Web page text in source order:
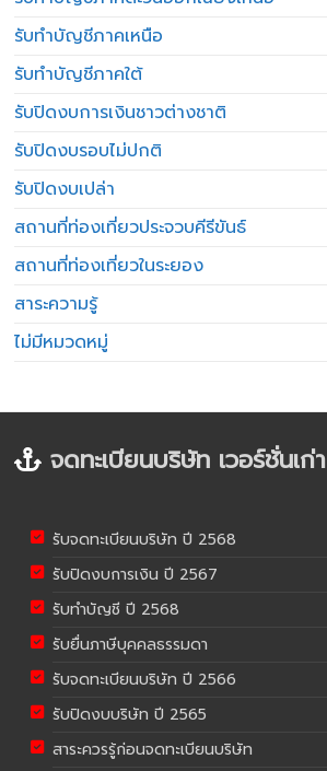
รับทำบัญชีภาคเหนือ
รับทำบัญชีภาคใต้
รับปิดงบการเงินชาวต่างชาติ
รับปิดงบรอบไม่ปกติ
รับปิดงบเปล่า
สถานที่ท่องเที่ยวประจวบคีรีขันธ์
สถานที่ท่องเที่ยวในระยอง
สาระความรู้
ไม่มีหมวดหมู่
จดทะเบียนบริษัท เวอร์ชั่นเก่า
รับจดทะเบียนบริษัท ปี 2568
รับปิดงบการเงิน ปี 2567
รับทำบัญชี ปี 2568
รับยื่นภาษีบุคคลธรรมดา
รับจดทะเบียนบริษัท ปี 2566
รับปิดงบบริษัท ปี 2565
สาระควรรู้ก่อนจดทะเบียนบริษัท